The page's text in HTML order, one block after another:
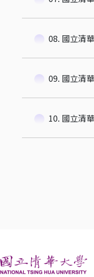
08. 國立清
09. 國立清
10. 國立清